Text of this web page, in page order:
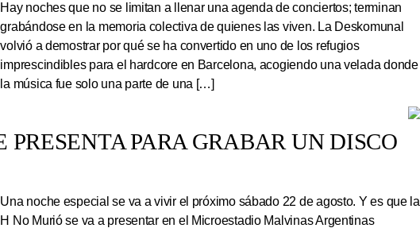
Hay noches que no se limitan a llenar una agenda de conciertos; terminan
grabándose en la memoria colectiva de quienes las viven. La Deskomunal
volvió a demostrar por qué se ha convertido en uno de los refugios
imprescindibles para el hardcore en Barcelona, acogiendo una velada donde
la música fue solo una parte de una […]
PRESENTA PARA GRABAR UN DISCO
Una noche especial se va a vivir el próximo sábado 22 de agosto. Y es que la
H No Murió se va a presentar en el Microestadio Malvinas Argentinas